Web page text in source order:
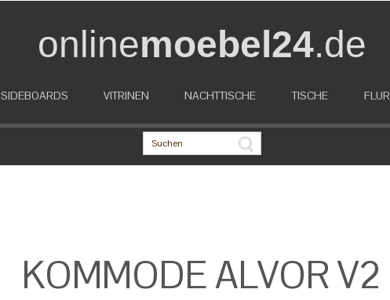
onlinemoebel24.de
SIDEBOARDS VITRINEN NACHTTISCHE TISCHE FLUR
KOMMODE ALVOR V2